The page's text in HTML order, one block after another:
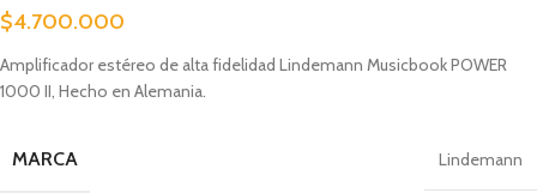
$4.700.000
Amplificador estéreo de alta fidelidad Lindemann Musicbook POWER
1000 II, Hecho en Alemania.
MARCA Lindemann